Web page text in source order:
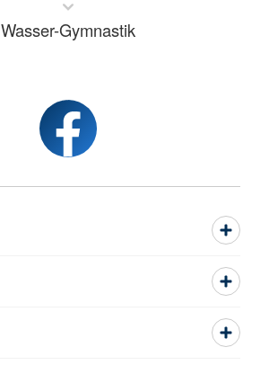
Wasser-Gymnastik